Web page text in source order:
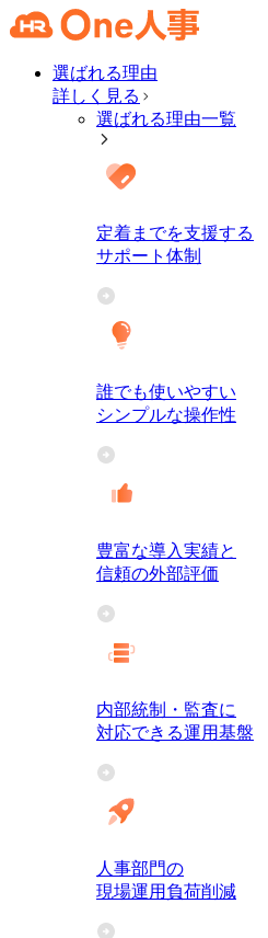
選ばれる理由
詳しく見る
選ばれる理由一覧
定着までを支援する
サポート体制
誰でも使いやすい
シンプルな操作性
豊富な導入実績と
信頼の外部評価
内部統制・監査に
対応できる運用基盤
人事部門の
現場運用負荷削減